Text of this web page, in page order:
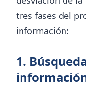
tres fases del
información:
1.